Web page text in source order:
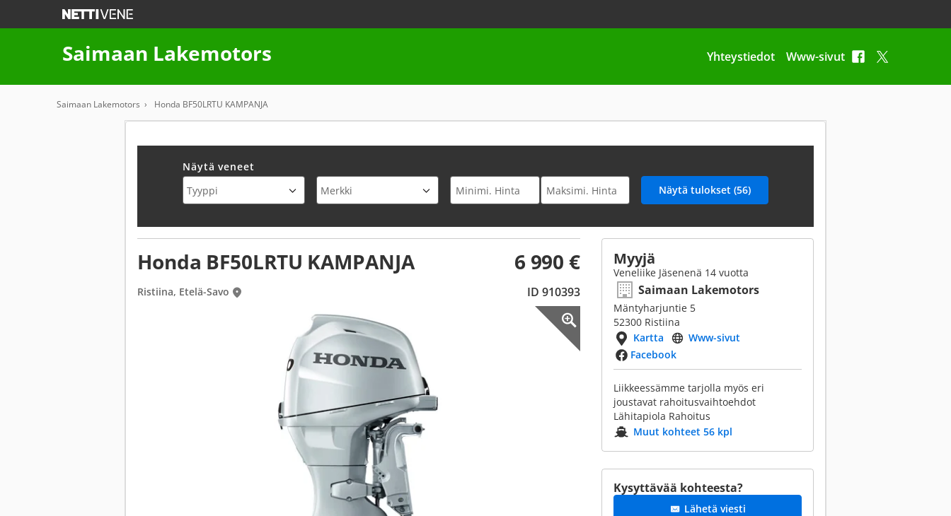
Saimaan Lakemotors Yhteystiedot Www-sivut
Saimaan Lakemotors Honda BF50LRTU KAMPANJA
Näytä veneet
Honda BF50LRTU KAMPANJA 6 990 €
Ristiina, Etelä-Savo ID 910393
Myyjä
Veneliike Jäsenenä 14 vuotta
Saimaan Lakemotors
Mäntyharjuntie 5
52300 Ristiina
Kartta
Www-sivut
Facebook
Liikkeessämme tarjolla myös eri
joustavat rahoitusvaihtoehdot
Lähitapiola Rahoitus
Muut kohteet 56 kpl
Kysyttävää kohteesta?
Lähetä viesti